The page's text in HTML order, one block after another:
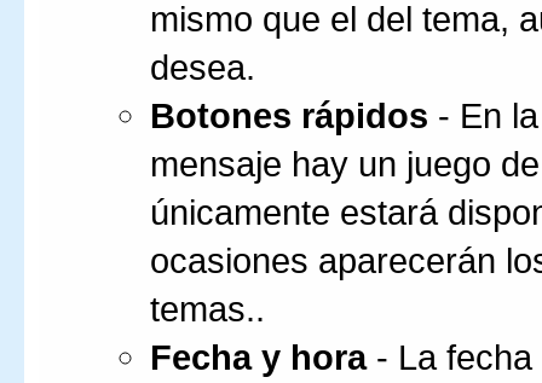
mismo que el del tema,
desea.
Botones rápidos - En
mensaje hay un juego
únicamente estará
ocasiones aparecerán
temas..
Fecha y hora- La fecha